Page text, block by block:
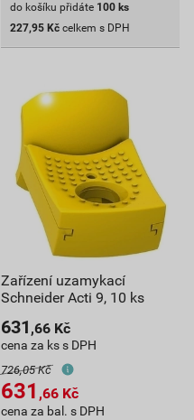
do košíku přidáte 100 ks
227,95 Kč celkem s DPH
Zařízení uzamykací
Schneider Acti 9, 10 ks
631 ,66 Kč
cena za ks s DPH
726,05 Kč
631 ,66 Kč
cena za bal. s DPH